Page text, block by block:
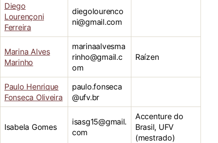
Diego
Lourençoni
Ferreira
diegolourenco
ni@gmail.com
Marina Alves
Marinho
marinaalvesma
rinho@gmail.c
om
Raízen
Paulo Henrique
Fonseca Oliveira
paulo.fonseca
@ufv.br
Isabela Gomes
isasg15@gmail.
com
Accenture do
Brasil, UFV
(mestrado)